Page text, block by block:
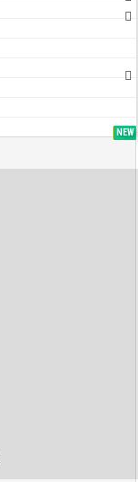
TOP
NEW
NEW
NEW